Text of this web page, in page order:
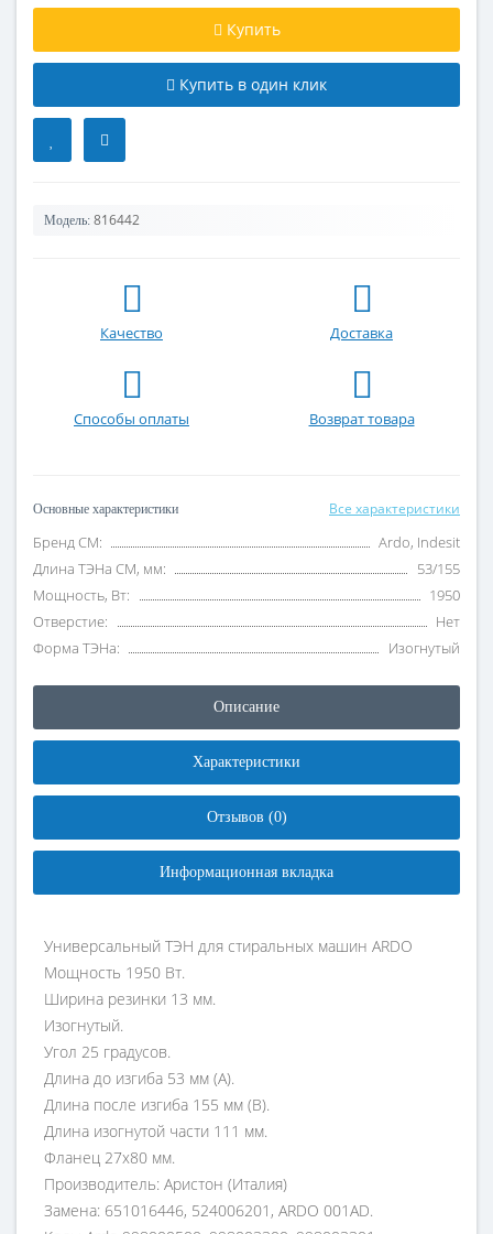
Купить
Купить в один клик
Модель: 816442
Качество Доставка
Способы оплаты Возврат товара
Основные характеристики Все характеристики
Бренд СМ:
Ardo, Indesit
Длина ТЭНа СМ, мм:
53/155
Мощность, Вт:
1950
Отверстие:
Нет
Форма ТЭНа:
Изогнутый
Описание
Характеристики
Отзывов (0)
Информационная вкладка
Универсальный ТЭН для стиральных машин ARDO
Мощность 1950 Вт.
Ширина резинки 13 мм.
Изогнутый.
Угол 25 градусов.
Длина до изгиба 53 мм (А).
Длина после изгиба 155 мм (В).
Длина изогнутой части 111 мм.
Фланец 27х80 мм.
Производитель: Аристон (Италия)
Замена: 651016446, 524006201, ARDO 001AD.